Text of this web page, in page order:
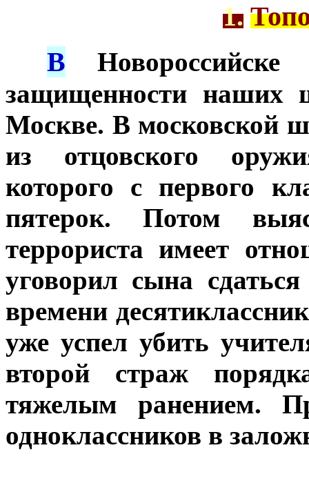
1.
В Новороссийске
защищенности наших
Москве. В московской
из отцовского
которого с первого
пятерок. Потом
террориста имеет
уговорил сына
времени
уже успел убить
второй страж
тяжелым ранением.
одноклассников в